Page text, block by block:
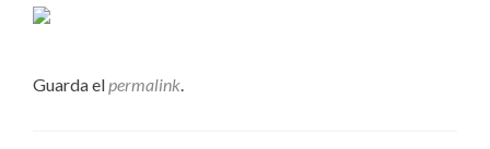
Guarda elpermalink.